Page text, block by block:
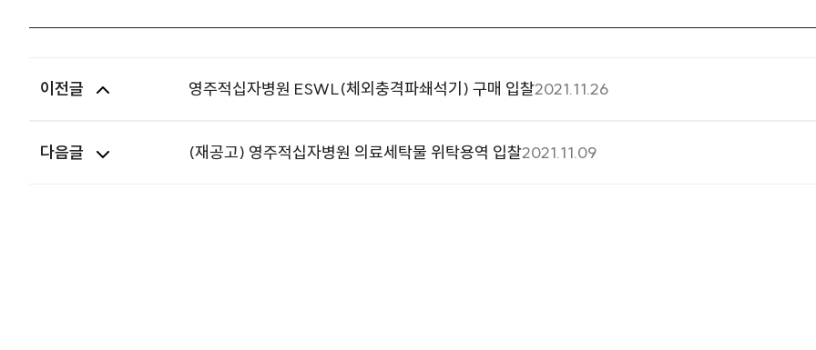
이전글 영주적십자병원 ESWL(체외충격파쇄석기) 구매 입찰2021.11.26
다음글 (재공고) 영주적십자병원 의료세탁물 위탁용역 입찰2021.11.09